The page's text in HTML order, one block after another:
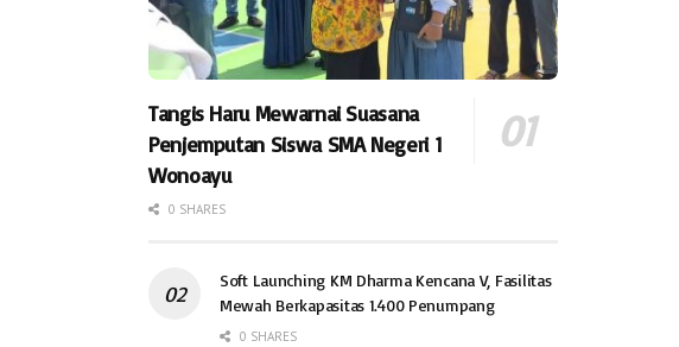
Tangis Haru Mewarnai Suasana
Penjemputan Siswa SMA Negeri 1
Wonoayu
0 SHARES
Soft Launching KM Dharma Kencana V, Fasilitas
Mewah Berkapasitas 1.400 Penumpang
0 SHARES